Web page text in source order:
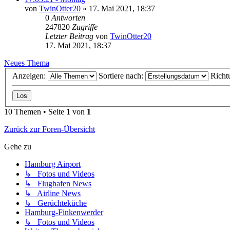
von TwinOtter20 » 17. Mai 2021, 18:37
0 Antworten
247820 Zugriffe
Letzter Beitrag von TwinOtter20
17. Mai 2021, 18:37
Neues Thema
Anzeigen:
Sortiere nach:
10 Themen • Seite 1 von 1
Zurück zur Foren-Übersicht
Gehe zu
Hamburg Airport
↳ Fotos und Videos
↳ Flughafen News
↳ Airline News
↳ Gerüchteküche
Hamburg-Finkenwerder
↳ Fotos und Videos